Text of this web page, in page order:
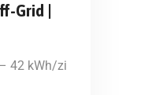
Grid |
42 kWh/zi